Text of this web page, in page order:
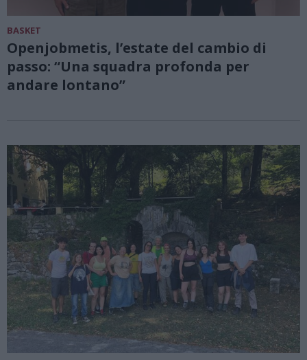
BASKET
Openjobmetis, l’estate del cambio di
passo: “Una squadra profonda per
andare lontano”